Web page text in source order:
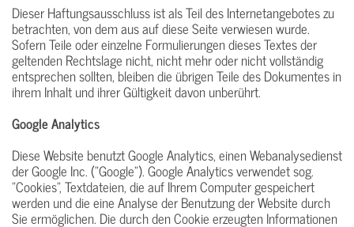
Dieser Haftungsausschluss ist als Teil des Internetangebotes zu
betrachten, von dem aus auf diese Seite verwiesen wurde.
Sofern Teile oder einzelne Formulierungen dieses Textes der
geltenden Rechtslage nicht, nicht mehr oder nicht vollständig
entsprechen sollten, bleiben die übrigen Teile des Dokumentes in
ihrem Inhalt und ihrer Gültigkeit davon unberührt.
Google Analytics
Diese Website benutzt Google Analytics, einen Webanalysedienst
der Google Inc. ("Google"). Google Analytics verwendet sog.
"Cookies", Textdateien, die auf Ihrem Computer gespeichert
werden und die eine Analyse der Benutzung der Website durch
Sie ermöglichen. Die durch den Cookie erzeugten Informationen